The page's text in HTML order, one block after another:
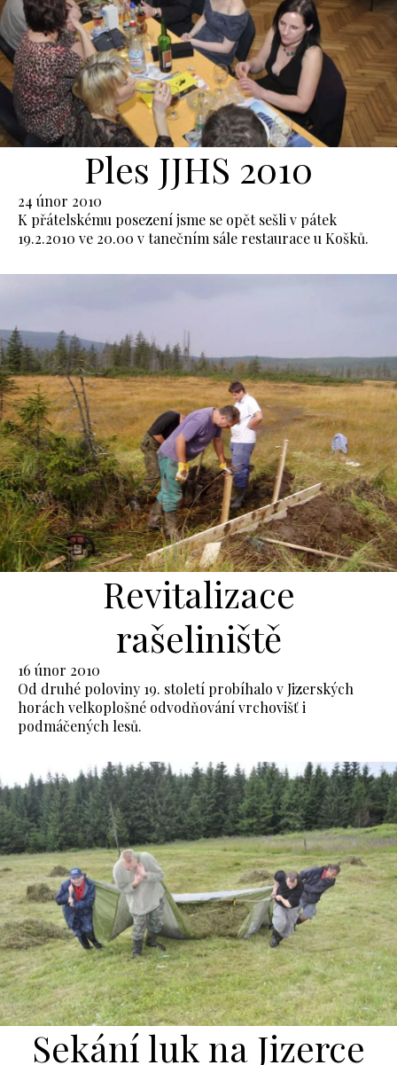
Ples JJHS 2010
24 únor 2010
K přátelskému posezení jsme se opět sešli v pátek
19.2.2010 ve 20.00 v tanečním sále restaurace u Košků.
Revitalizace
rašeliniště
16 únor 2010
Od druhé poloviny 19. století probíhalo v Jizerských
horách velkoplošné odvodňování vrchovišť i
podmáčených lesů.
Sekání luk na Jizerce